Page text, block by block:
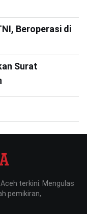
Beroperasi di
Surat
terkini. Mengulas
pemikiran,